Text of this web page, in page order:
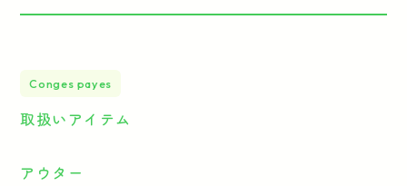
Conges payes
取扱いアイテム
アウター